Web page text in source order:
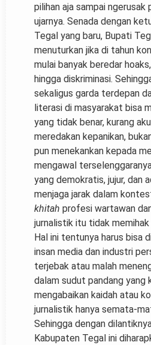
pilihan aja sampai ngerusak
ujarnya. Senada dengan
Tegal yang baru, Bupati
menuturkan jika di tahun
mulai banyak beredar
hingga diskriminasi.
sekaligus garda terdepan
literasi di masyarakat bisa
yang tidak benar, kurang
meredakan kepanikan,
pun menekankan kepada
mengawal
yang demokratis, jujur, dan
menjaga jarak dalam
khitah profesi wartawan
jurnalistik itu tidak memihak
Hal ini tentunya harus bisa
insan media dan industri
terjebak atau malah
dalam sudut pandang yang
mengabaikan kaidah atau
jurnalistik hanya semata-
Sehingga dengan
Kabupaten Tegal ini